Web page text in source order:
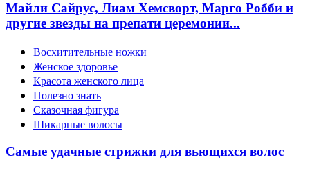
Майли Сайрус, Лиам Хемсворт, Марго Робби и
другие звезды на препати церемонии...
Восхитительные ножки
Женское здоровье
Красота женского лица
Полезно знать
Сказочная фигура
Шикарные волосы
Самые удачные стрижки для вьющихся волос